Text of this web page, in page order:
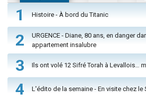
1 Histoire - À bord du Titanic
2
URGENCE - Diane, 80 ans, en danger
appartement insalubre
3 Ils ont volé 12 Sifré Torah à Levallois…
4 L'édito de la semaine - En visite chez le